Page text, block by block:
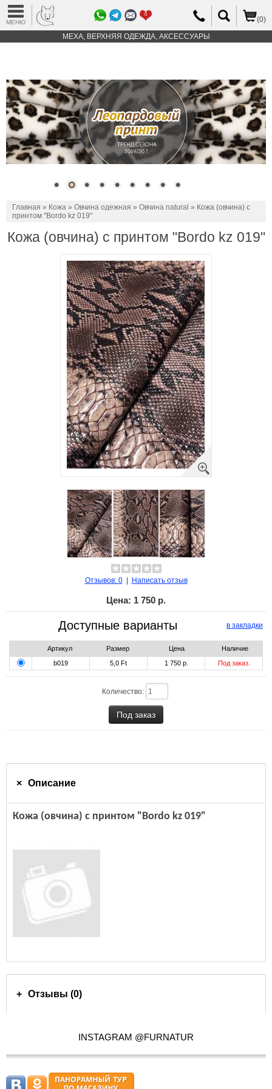
МЕНЮ
0
(0)
МЕХА, ВЕРХНЯЯ ОДЕЖДА, АКСЕССУАРЫ
Главная » Кожа » Овчина одежная » Овчина natural » Кожа (овчина) с
принтом "Bordo kz 019"
Кожа (овчина) с принтом "Bordo kz 019"
Отзывов: 0| Написать отзыв
Цена: 1 750 р.
в закладки
Доступные варианты
Артикул Размер Цена
Наличие
b019
5,0 Ft 1 750 р. Под заказ.
Количество:
Описание
Кожа (овчина) с принтом "Bordo kz 019"
Отзывы (0)
INSTAGRAM @FURNATUR